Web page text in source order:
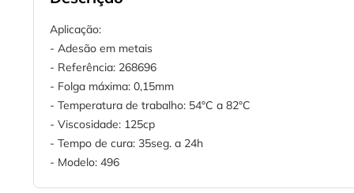
Aplicação:
- Adesão em metais
- Referência: 268696
- Folga máxima: 0,15mm
- Temperatura de trabalho: 54°C a 82°C
- Viscosidade: 125cp
- Tempo de cura: 35seg. a 24h
- Modelo: 496